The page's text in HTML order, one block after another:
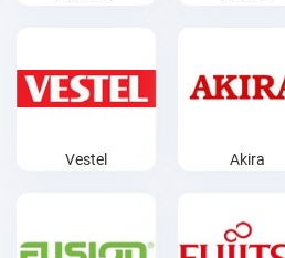
Vestel Akira